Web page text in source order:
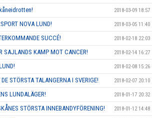
2018-03-09 18:57
NOVA LUND! 2018-03-05 11:40
SUCCÉ! 2018-02-18 22:03
SAJLANDS KAMP MOT CANCER! 2018-02-14 16:27
2018-02-08 15:26
STÖRSTA TALANGERNA I SVERIGE! 2018-02-07 20:10
LUNDALÄGER! 2018-01-17 20:32
STÖRSTA INNEBANDYFÖRENING! 2018-01-12 14:48